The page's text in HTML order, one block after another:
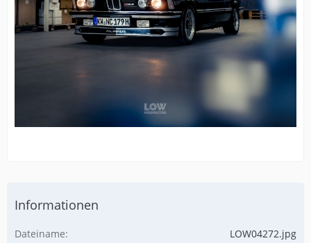
Informationen
Dateiname
LOW04272.jpg